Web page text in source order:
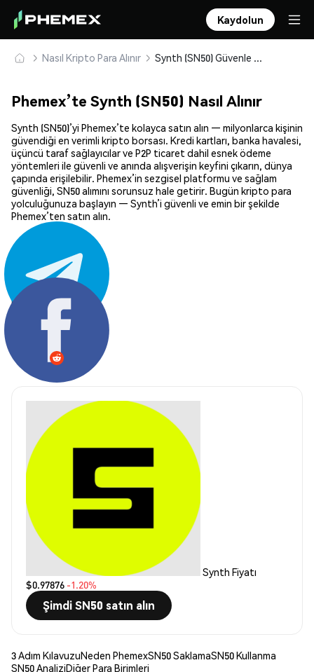
Kaydolun
Nasıl Kripto Para Alınır Synth (SN50) Güvenle Satın Alın ve Saklayın
Phemex’te Synth (SN50) Nasıl Alınır
Synth (SN50)’yi Phemex’te kolayca satın alın — milyonlarca kişinin
güvendiği en verimli kripto borsası. Kredi kartları, banka havalesi,
üçüncü taraf sağlayıcılar ve P2P ticaret dahil esnek ödeme
yöntemleri ile güvenli ve anında alışverişin keyfini çıkarın, dünya
çapında erişilebilir. Phemex’in sezgisel platformu ve sağlam
güvenliği, SN50 alımını sorunsuz hale getirir. Bugün kripto para
yolculuğunuza başlayın — Synth’i güvenli ve emin bir şekilde
Phemex’ten satın alın.
Paylaş:
Synth Fiyatı
$0.97876 -1.20%
Şimdi SN50 satın alın
3 Adım KılavuzuNeden PhemexSN50 SaklamaSN50 Kullanma
SN50 AnaliziDiğer Para Birimleri